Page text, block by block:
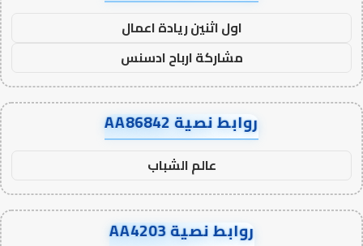
اول اثنين ريادة اعمال
مشاركة ارباح ادسنس
روابط نصية AA86842
عالم الشباب
روابط نصية AA4203